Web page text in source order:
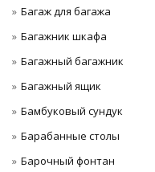
Багаж для багажа
Багажник шкафа
Багажный багажник
Багажный ящик
Бамбуковый сундук
Барабанные столы
Барочный фонтан